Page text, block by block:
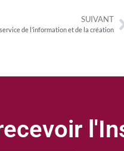
SUIVANT
de l’information et de la création